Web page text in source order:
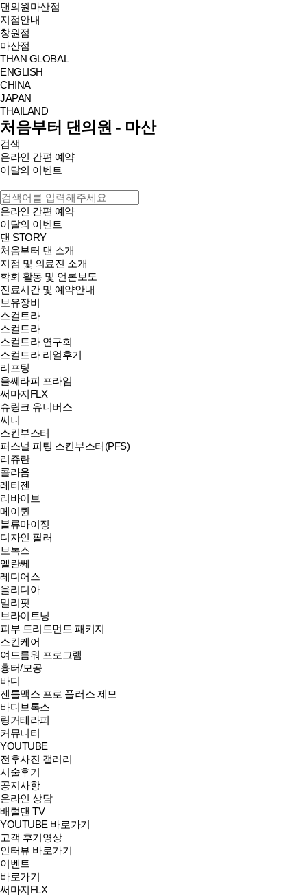
댄의원마산점
지점안내
창원점
마산점
THAN GLOBAL
ENGLISH
CHINA
JAPAN
THAILAND
처음부터 댄의원 - 마산
검색
온라인 간편 예약
이달의 이벤트
온라인 간편 예약
이달의 이벤트
댄 STORY
처음부터 댄 소개
지점 및 의료진 소개
학회 활동 및 언론보도
진료시간 및 예약안내
보유장비
스컬트라
스컬트라
스컬트라 연구회
스컬트라 리얼후기
리프팅
울쎄라피 프라임
써마지FLX
슈링크 유니버스
써니
스킨부스터
퍼스널 피팅 스킨부스터(PFS)
리쥬란
콜라움
레티젠
리바이브
메이퀸
볼류마이징
디자인 필러
보톡스
엘란쎄
레디어스
올리디아
밀리핏
브라이트닝
피부 트리트먼트 패키지
스킨케어
여드름워 프로그램
흉터/모공
바디
젠틀맥스 프로 플러스 제모
바디보톡스
링거테라피
커뮤니티
YOUTUBE
전후사진 갤러리
시술후기
공지사항
온라인 상담
배럴댄 TV
YOUTUBE 바로가기
고객 후기영상
인터뷰 바로가기
이벤트
바로가기
써마지FLX